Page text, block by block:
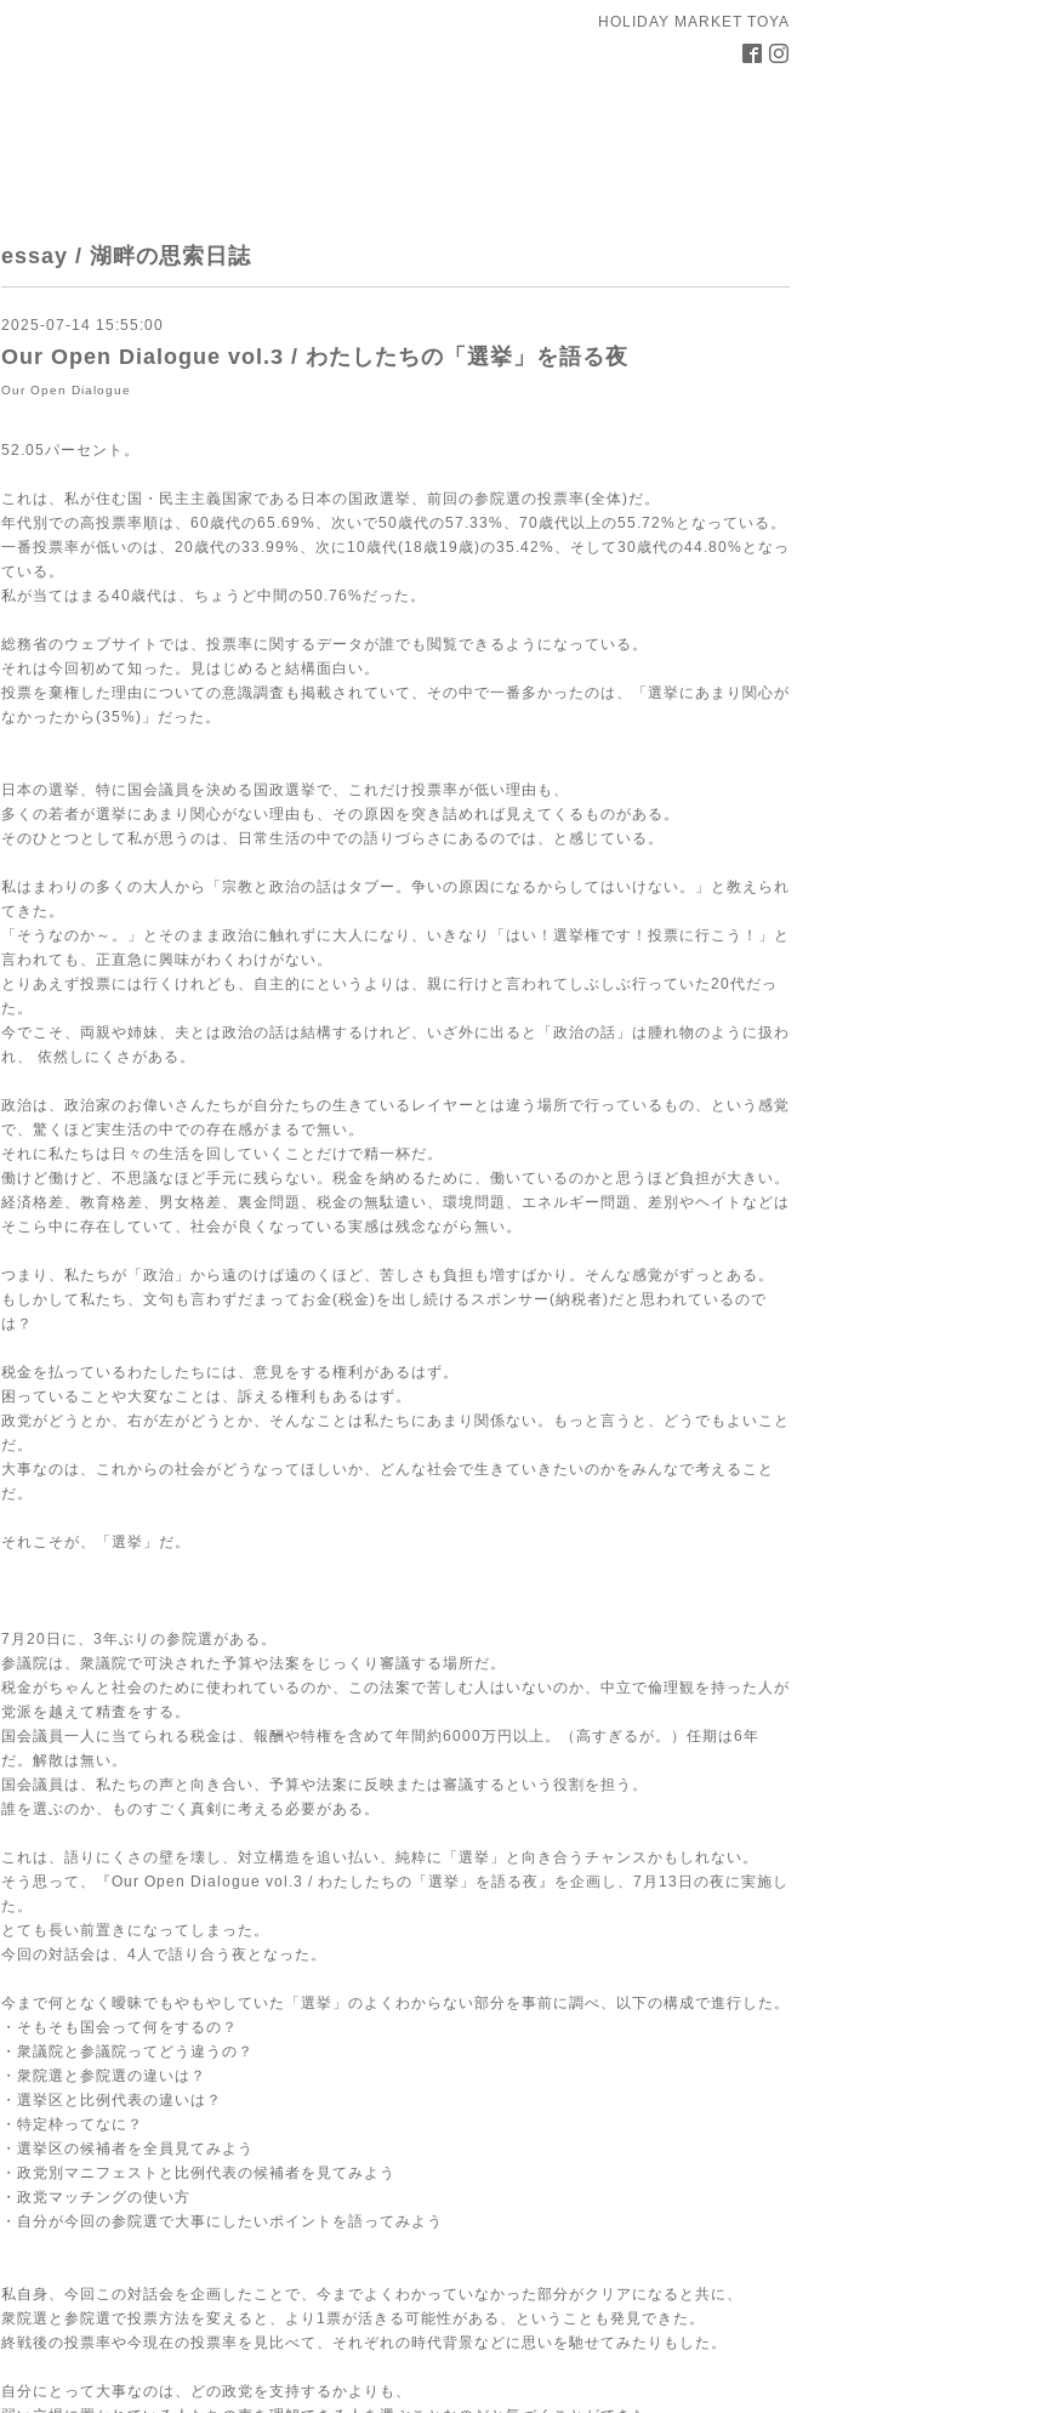
HOLIDAY MARKET TOYA
essay / 湖畔の思索日誌
2025-07-14 15:55:00
Our Open Dialogue vol.3 / わたしたちの「選挙」を語る夜
Our Open Dialogue
52.05パーセント。
これは、私が住む国・民主主義国家である日本の国政選挙、前回の参院選の投票率(全体)だ。
年代別での高投票率順は、60歳代の65.69%、次いで50歳代の57.33%、70歳代以上の55.72%となっている。
一番投票率が低いのは、20歳代の33.99%、次に10歳代(18歳19歳)の35.42%、そして30歳代の44.80%となっ
ている。
私が当てはまる40歳代は、ちょうど中間の50.76%だった。
総務省のウェブサイトでは、投票率に関するデータが誰でも閲覧できるようになっている。
それは今回初めて知った。見はじめると結構面白い。
投票を棄権した理由についての意識調査も掲載されていて、その中で一番多かったのは、「選挙にあまり関心が
なかったから(35%)」だった。
日本の選挙、特に国会議員を決める国政選挙で、これだけ投票率が低い理由も、
多くの若者が選挙にあまり関心がない理由も、その原因を突き詰めれば見えてくるものがある。
そのひとつとして私が思うのは、日常生活の中での語りづらさにあるのでは、と感じている。
私はまわりの多くの大人から「宗教と政治の話はタブー。争いの原因になるからしてはいけない。」と教えられ
てきた。
「そうなのか～。」とそのまま政治に触れずに大人になり、いきなり「はい！選挙権です！投票に行こう！」と
言われても、正直急に興味がわくわけがない。
とりあえず投票には行くけれども、自主的にというよりは、親に行けと言われてしぶしぶ行っていた20代だっ
た。
今でこそ、両親や姉妹、夫とは政治の話は結構するけれど、いざ外に出ると「政治の話」は腫れ物のように扱わ
れ、 依然しにくさがある。
政治は、政治家のお偉いさんたちが自分たちの生きているレイヤーとは違う場所で行っているもの、という感覚
で、驚くほど実生活の中での存在感がまるで無い。
それに私たちは日々の生活を回していくことだけで精一杯だ。
働けど働けど、不思議なほど手元に残らない。税金を納めるために、働いているのかと思うほど負担が大きい。
経済格差、教育格差、男女格差、裏金問題、税金の無駄遣い、環境問題、エネルギー問題、差別やヘイトなどは
そこら中に存在していて、社会が良くなっている実感は残念ながら無い。
つまり、私たちが「政治」から遠のけば遠のくほど、苦しさも負担も増すばかり。そんな感覚がずっとある。
もしかして私たち、文句も言わずだまってお金(税金)を出し続けるスポンサー(納税者)だと思われているので
は？
税金を払っているわたしたちには、意見をする権利があるはず。
困っていることや大変なことは、訴える権利もあるはず。
政党がどうとか、右が左がどうとか、そんなことは私たちにあまり関係ない。もっと言うと、どうでもよいこと
だ。
大事なのは、これからの社会がどうなってほしいか、どんな社会で生きていきたいのかをみんなで考えること
だ。
それこそが、「選挙」だ。
7月20日に、3年ぶりの参院選がある。
参議院は、衆議院で可決された予算や法案をじっくり審議する場所だ。
税金がちゃんと社会のために使われているのか、この法案で苦しむ人はいないのか、中立で倫理観を持った人が
党派を越えて精査をする。
国会議員一人に当てられる税金は、報酬や特権を含めて年間約6000万円以上。（高すぎるが。）任期は6年
だ。解散は無い。
国会議員は、私たちの声と向き合い、予算や法案に反映または審議するという役割を担う。
誰を選ぶのか、ものすごく真剣に考える必要がある。
これは、語りにくさの壁を壊し、対立構造を追い払い、純粋に「選挙」と向き合うチャンスかもしれない。
そう思って、『Our Open Dialogue vol.3 / わたしたちの「選挙」を語る夜』を企画し、7月13日の夜に実施し
た。
とても長い前置きになってしまった。
今回の対話会は、4人で語り合う夜となった。
今まで何となく曖昧でもやもやしていた「選挙」のよくわからない部分を事前に調べ、以下の構成で進行した。
・そもそも国会って何をするの？
・衆議院と参議院ってどう違うの？
・衆院選と参院選の違いは？
・選挙区と比例代表の違いは？
・特定枠ってなに？
・選挙区の候補者を全員見てみよう
・政党別マニフェストと比例代表の候補者を見てみよう
・政党マッチングの使い方
・自分が今回の参院選で大事にしたいポイントを語ってみよう
私自身、今回この対話会を企画したことで、今までよくわかっていなかった部分がクリアになると共に、
衆院選と参院選で投票方法を変えると、より1票が活きる可能性がある、ということも発見できた。
終戦後の投票率や今現在の投票率を見比べて、それぞれの時代背景などに思いを馳せてみたりもした。
自分にとって大事なのは、どの政党を支持するかよりも、